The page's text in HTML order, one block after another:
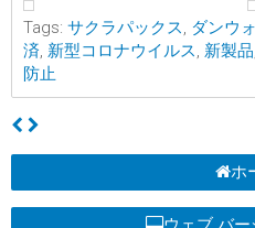
Tags: サクラパックス, ダンウ
済, 新型コロナウイルス, 新製品
防止
ホ